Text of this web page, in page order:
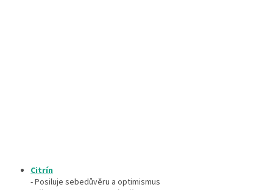
Citrín
- Posiluje sebedůvěru a optimismus